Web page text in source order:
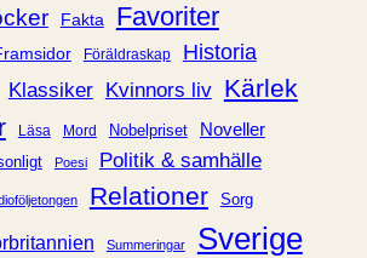
Fakta Favoriter
Föräldraskap Historia
Klassiker Kvinnors liv Kärlek
Läsa Mord Nobelpriset Noveller
Poesi
Politik & samhälle
Relationer Sorg
Summeringar Sverige